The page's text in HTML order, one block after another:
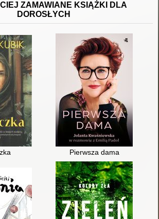
ZAMAWIANE KSIĄŻKI DLA
DOROSŁYCH
Pierwsza dama